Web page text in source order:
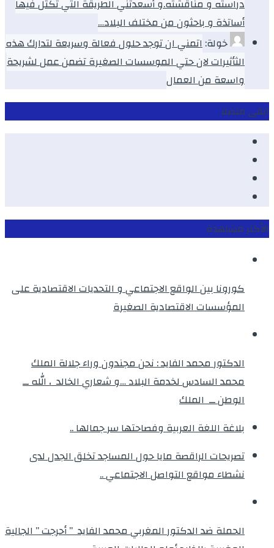
دراسته و مناقشته.و أسعدتني الطريقة التي تكثل فيها
أساتذة و باحثون من مختلف البلاد…
خولة:اتمني ان توجد حلول فعالة وسريعة لتدارك هذه
الثأثيرات لان حتي الموسسات الصغيرة تضمن عمل لشريحة
واسعة من العمال
ابقى متصلا
الأكثر مشاهدة
كورونا بين الواقع الاجتماعي و التحديات الاقتصادية على
المؤسسات الاقتصادية الصغيرة
الدكتور محمد الفايد : نحن مجندون وراء جلالة الملك
محمد السادس لخدمة البلاد …و شعاري الخالد ، الله ــ
الوطن ــ الملك
بلاغة اللغة العربية وفصاحتها سر جمالها ..
تصريحات الراقصة مايا حول المساجد تخلق الجدل لدى
نشطاء مواقع التواصل الاجتماعي ..
الحملة ضد الدكتور المغربي محمد الفايد ” أحرجت ” الجالية